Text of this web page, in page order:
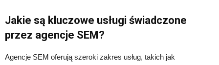
Jakie są kluczowe usługi świadczone
przez agencje SEM?
Agencje SEM oferują szeroki zakres usług, takich jak